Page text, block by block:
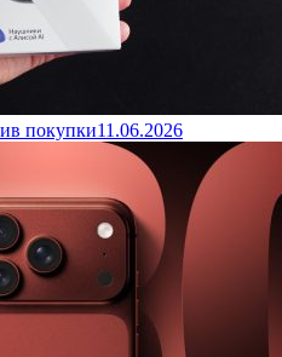
покупки11.06.2026